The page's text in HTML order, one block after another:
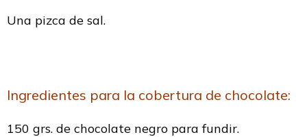
Una pizca de sal.
Ingredientes para la cobertura de chocolate:
150 grs. de chocolate negro para fundir.